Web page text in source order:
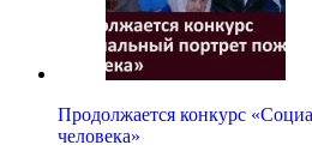
Продолжается конкурс
человека»